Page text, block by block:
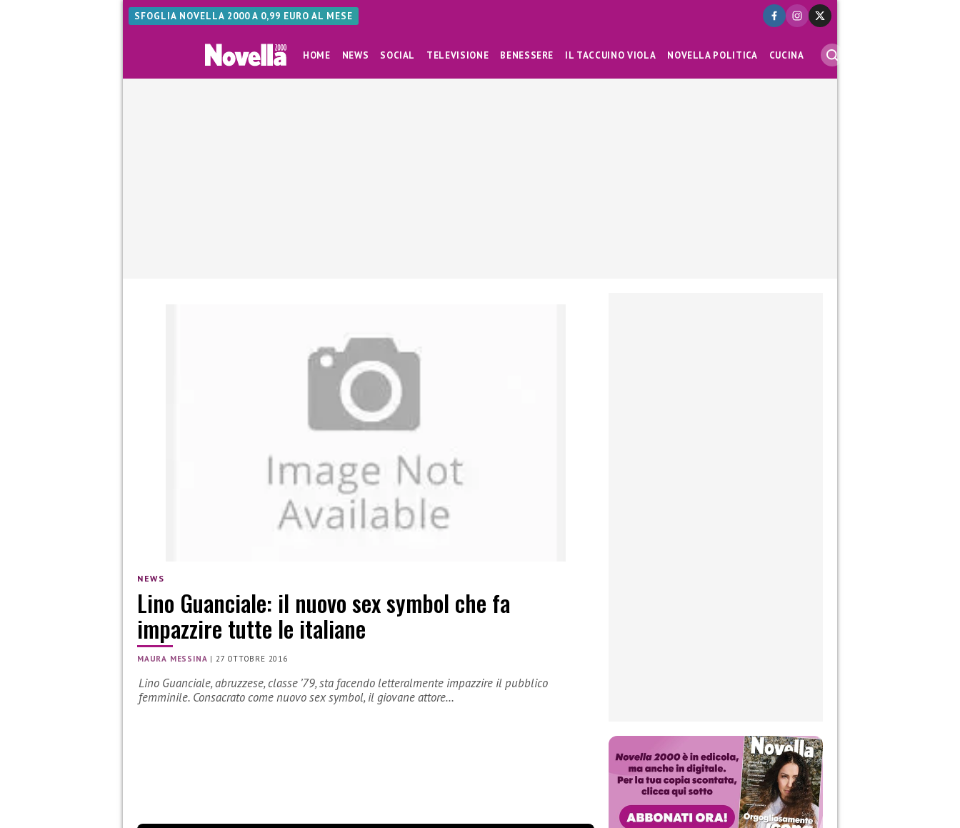
SFOGLIA NOVELLA 2000 A 0,99 EURO AL MESE
HOME NEWS SOCIAL TELEVISIONE BENESSERE IL TACCUINO VIOLA NOVELLA POLITICA CUCINA
NEWS
Lino Guanciale: il nuovo sex symbol che fa
impazzire tutte le italiane
MAURA MESSINA | 27 OTTOBRE 2016
Lino Guanciale, abruzzese, classe ’79, sta facendo letteralmente impazzire il pubblico
femminile. Consacrato come nuovo sex symbol, il giovane attore…